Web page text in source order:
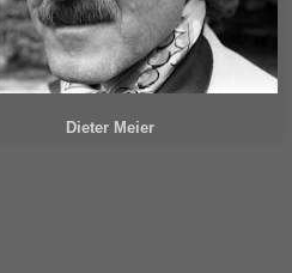
Dieter Meier